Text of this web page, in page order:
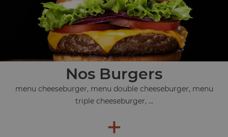
Nos Burgers
menu cheeseburger, menu double cheeseburger, menu
triple cheeseburger, ...
+